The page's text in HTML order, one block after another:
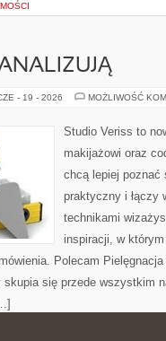
- 19 - 2026 MOŻLIWOŚĆ
Studio Veriss to
makijażowi oraz
chcą lepiej poznać
praktyczny i łączy
technikami
inspiracji, w
Polecam
się przede wszystkim